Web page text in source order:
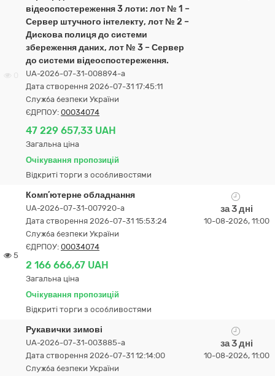
відеоспостереження 3 лоти: лот № 1 –
Сервер штучного інтелекту, лот № 2 –
Дискова полиця до системи
збереження даних, лот № 3 – Сервер
до системи відеоспостереження.
UA-2026-07-31-008894-a
Дата створення 2026-07-31 17:45:11
Служба безпеки України
ЄДРПОУ: 00034074
47 229 657,33 UAH
Загальна ціна
Очікування пропозицій
Відкриті торги з особливостями
5
Комп’ютерне обладнання
UA-2026-07-31-007920-a
Дата створення 2026-07-31 15:53:24
Служба безпеки України
ЄДРПОУ: 00034074
2 166 666,67 UAH
Загальна ціна
Очікування пропозицій
Відкриті торги з особливостями
за 3 дні
10-08-2026, 11:00
Рукавички зимові
UA-2026-07-31-003885-a
Дата створення 2026-07-31 12:14:00
Служба безпеки України
за 3 дні
10-08-2026, 11:00